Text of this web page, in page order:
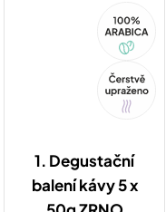
uzavírají vinné
Tip
Arabica
1. Degustační
balení kávy 5 x